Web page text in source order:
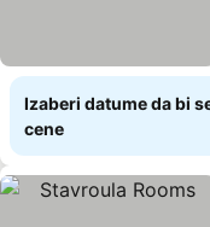
Izaberi datume da bi
cene